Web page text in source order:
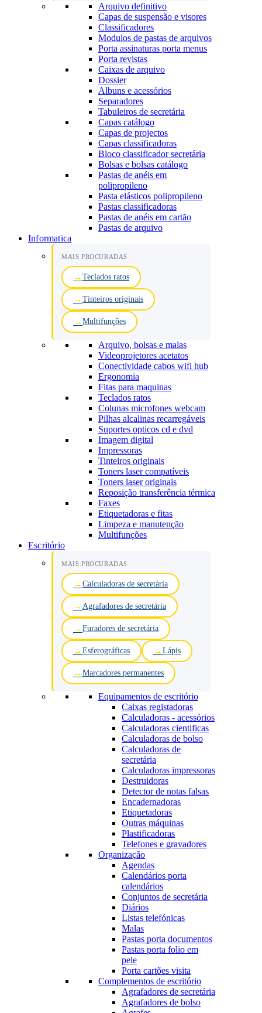
Arquivo definitivo
Capas de suspensão e visores
Classificadores
Modulos de pastas de arquivos
Porta assinaturas porta menus
Porta revistas
Caixas de arquivo
Dossier
Albuns e acessórios
Separadores
Tabuleiros de secretária
Capas catálogo
Capas de projectos
Capas classificadoras
Bloco classificador secretária
Bolsas e bolsas catálogo
Pastas de anéis em
polipropileno
Pasta elásticos polipropileno
Pastas classificadoras
Pastas de anéis em cartão
Pastas de arquivo
Informatica
MAIS PROCURADAS
Teclados ratos
Tinteiros originais
Multifunções
Arquivo, bolsas e malas
Videoprojetores acetatos
Conectividade cabos wifi hub
Ergonomia
Fitas para maquinas
Teclados ratos
Colunas microfones webcam
Pilhas alcalinas recarregáveis
Suportes opticos cd e dvd
Imagem digital
Impressoras
Tinteiros originais
Toners laser compatíveis
Toners laser originais
Reposição transferência térmica
Faxes
Etiquetadoras e fitas
Limpeza e manutenção
Multifunções
Escritório
MAIS PROCURADAS
Calculadoras de secretária
Agrafadores de secretária
Furadores de secretária
Esferográficas Lápis
Marcadores permanentes
Equipamentos de escritório
Caixas registadoras
Calculadoras - acessórios
Calculadoras cientificas
Calculadoras de bolso
Calculadoras de
secretária
Calculadoras impressoras
Destruidoras
Detector de notas falsas
Encadernadoras
Etiquetadoras
Outras máquinas
Plastificadoras
Telefones e gravadores
Organização
Agendas
Calendários porta
calendários
Conjuntos de secretária
Diários
Listas telefónicas
Malas
Pastas porta documentos
Pastas porta folio em
pele
Porta cartões visita
Complementos de escritório
Agrafadores de secretária
Agrafadores de bolso